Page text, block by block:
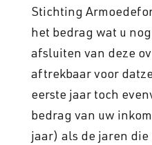
Stichting
het bedrag wat u
afsluiten van deze
aftrekbaar voor
eerste jaar toch
bedrag van uw
jaar) als de jaren die